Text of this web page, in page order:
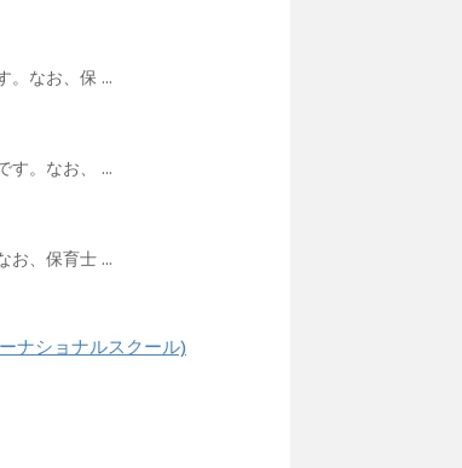
。なお、保 ...
す。なお、 ...
お、保育士 ...
ナショナルスクール)